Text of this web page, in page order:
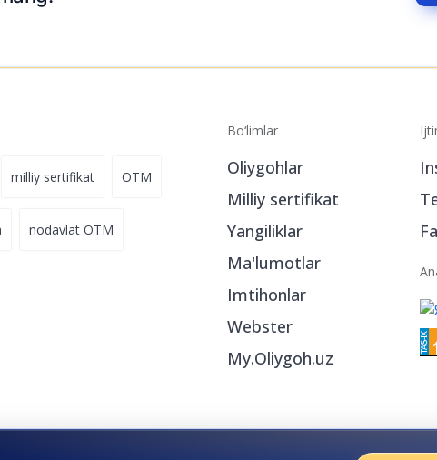
milliy sertifikat OTM
nodavlat OTM
Bo‘limlar
Oliygohlar
Milliy sertifikat
Yangiliklar
Ma'lumotlar
Imtihonlar
Webster
My.Oliygoh.uz